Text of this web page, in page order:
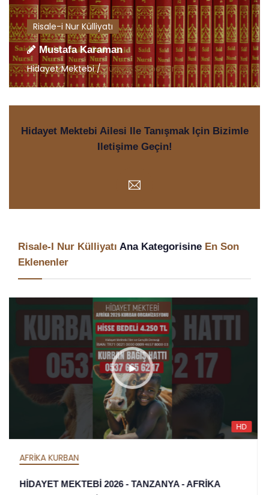
Risale-i Nur Külliyatı
Mustafa Karaman
Hidayet Mektebi /Türkçe Sohbetler
Hidayet Mektebi Ailesi Ile Tanışmak Için Bizimle
Iletişime Geçin!
Risale-I Nur Külliyatı Ana Kategorisine En Son
Eklenenler
AFRİKA İFTAR
HİDAYET MEKTEBİ 2026 İFTAR ORGANİZASYONU -